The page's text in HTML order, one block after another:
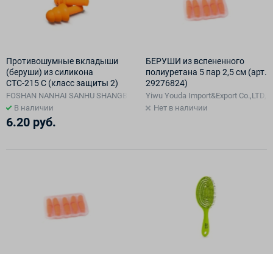
Противошумные вкладыши
(беруши) из силикона
СТС-215 С (класс защиты 2)
FOSHAN NANHAI SANHU SHANGBANG PROTECTIVE PRODUCTS CO.LTD,
В наличии
6.20 руб.
БЕРУШИ из вспененного
полиуретана 5 пар 2,5 см (арт.
29276824)
Yiwu Youda Import&Export Co.,LTD,
Нет в наличии